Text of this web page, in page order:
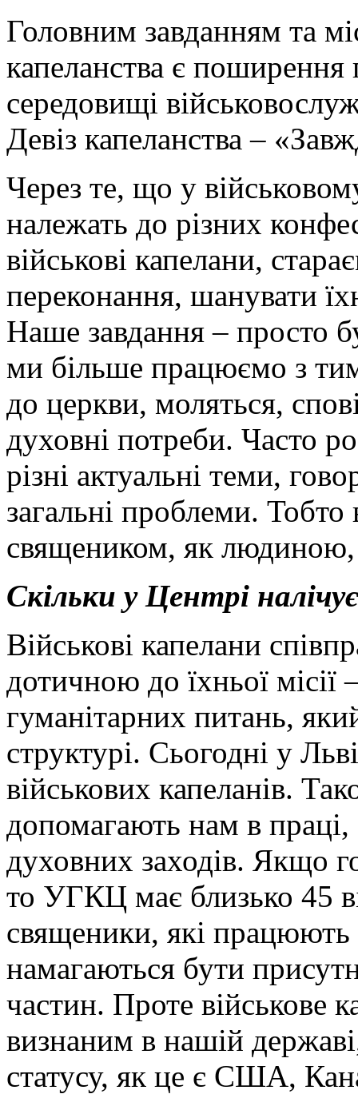
Головним завданням та
капеланства є поширення
середовищі
Девіз капеланства –
Через те, що у
належать до різних
військові капелани,
переконання, шанувати
Наше завдання – просто
ми більше працюємо з
до церкви, моляться,
духовні потреби. Часто
різні актуальні теми,
загальні проблеми. Тобто
священиком, як людиною,
Скільки у Центрі
Військові капелани
дотичною до їхньої місії
гуманітарних питань,
структурі. Сьогодні у
військових капеланів.
допомагають нам в праці,
духовних заходів. Якщо
то УГКЦ має близько 45
священики, які працюють
намагаються бути
частин. Проте військове
визнаним в нашій
статусу, як це є США,